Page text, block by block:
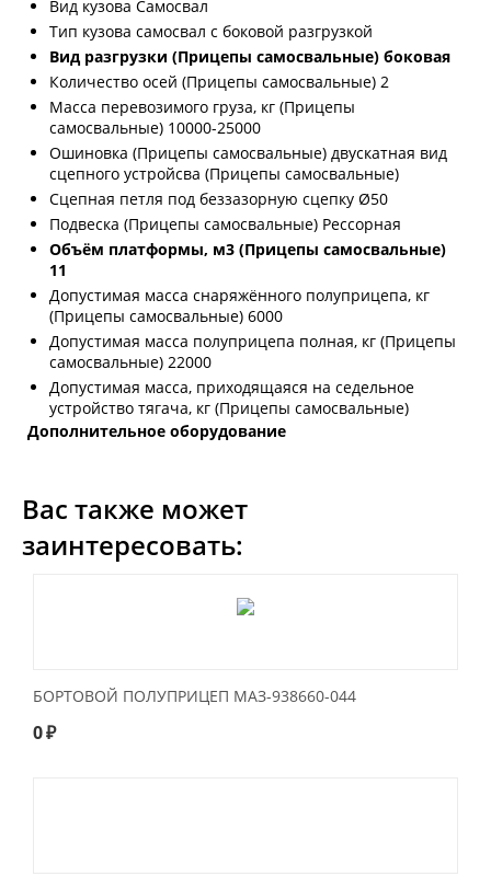
Вид кузова Самосвал
Тип кузова самосвал с боковой разгрузкой
Вид разгрузки (Прицепы самосвальные) боковая
Количество осей (Прицепы самосвальные) 2
Масса перевозимого груза, кг (Прицепы
самосвальные) 10000-25000
Ошиновка (Прицепы самосвальные) двускатная вид
сцепного устройсва (Прицепы самосвальные)
Сцепная петля под беззазорную сцепку Ø50
Подвеска (Прицепы самосвальные) Рессорная
Объём платформы, м3 (Прицепы самосвальные)
11
Допустимая масса снаряжённого полуприцепа, кг
(Прицепы самосвальные) 6000
Допустимая масса полуприцепа полная, кг (Прицепы
самосвальные) 22000
Допустимая масса, приходящаяся на седельное
устройство тягача, кг (Прицепы самосвальные)
Дополнительное оборудование
Вас также может
заинтересовать:
БОРТОВОЙ ПОЛУПРИЦЕП МАЗ-938660-044
0₽